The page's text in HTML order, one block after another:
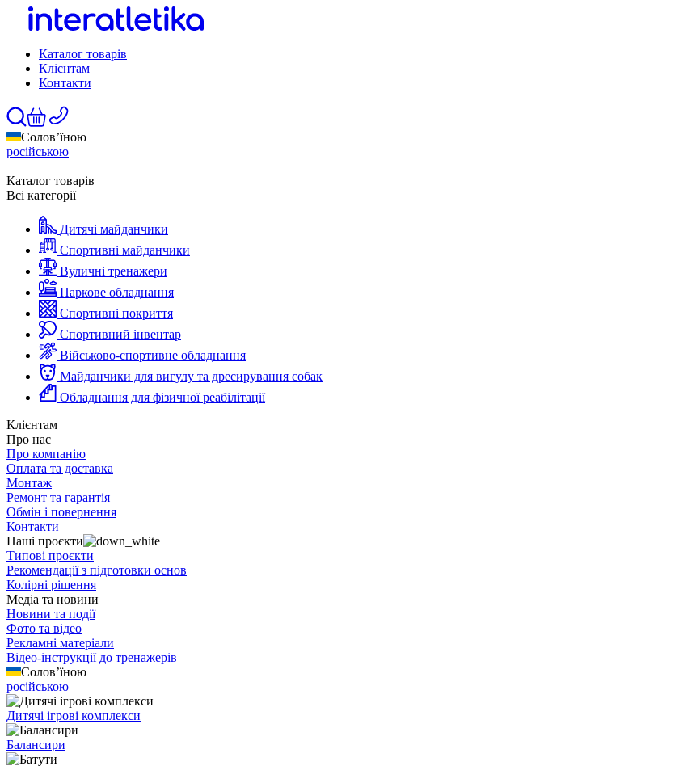
Каталог товарів
Клієнтам
Контакти
Солов’їною
російською
Каталог товарів
Всі категорії
Дитячі майданчики
Спортивні майданчики
Вуличні тренажери
Паркове обладнання
Спортивні покриття
Спортивний інвентар
Військово-спортивне обладнання
Майданчики для вигулу та дресирування собак
Обладнання для фізичної реабілітації
Клієнтам
Про нас
Про компанію
Оплата та доставка
Монтаж
Ремонт та гарантія
Обмін і повернення
Контакти
Наші проєкти
Типові проєкти
Рекомендації з підготовки основ
Колірні рішення
Медіа та новини
Новини та події
Фото та відео
Рекламні матеріали
Відео-інструкції до тренажерів
Солов’їною
російською
Дитячі ігрові комплекси
Балансири